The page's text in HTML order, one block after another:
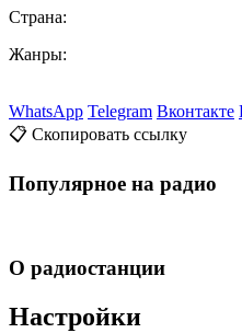
Страна:
Жанры:
WhatsApp Telegram Вконтакте
📋 Скопировать ссылку
Популярное на радио
О радиостанции
Настройки